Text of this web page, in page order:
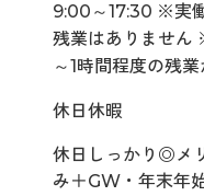
9:00～17:30 ※実
残業はありません
～1時間程度の残
休日休暇
休日しっかり◎メ
み＋GW・年末年